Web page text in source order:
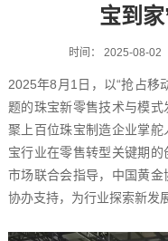
宝到
时间： 2025-08-02
2025年8月1日，以“抢占移
题的珠宝新零售技术与模
聚上百位珠宝制造企业掌
宝行业在零售转型关键期
市场联合会指导，中国黄
协办支持，为行业探索新发